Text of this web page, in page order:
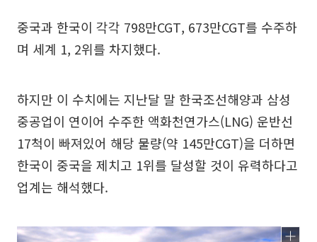
중국과 한국이 각각 798만CGT, 673만CGT를 수주하
며 세계 1, 2위를 차지했다.
하지만 이 수치에는 지난달 말 한국조선해양과 삼성
중공업이 연이어 수주한 액화천연가스(LNG) 운반선
17척이 빠져있어 해당 물량(약 145만CGT)을 더하면
한국이 중국을 제치고 1위를 달성할 것이 유력하다고
업계는 해석했다.